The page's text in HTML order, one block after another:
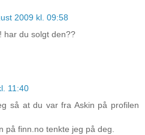
2009 kl. 09:58
har du solgt den??
11:40
så at du var fra Askin på profilen
på finn.no tenkte jeg på deg.